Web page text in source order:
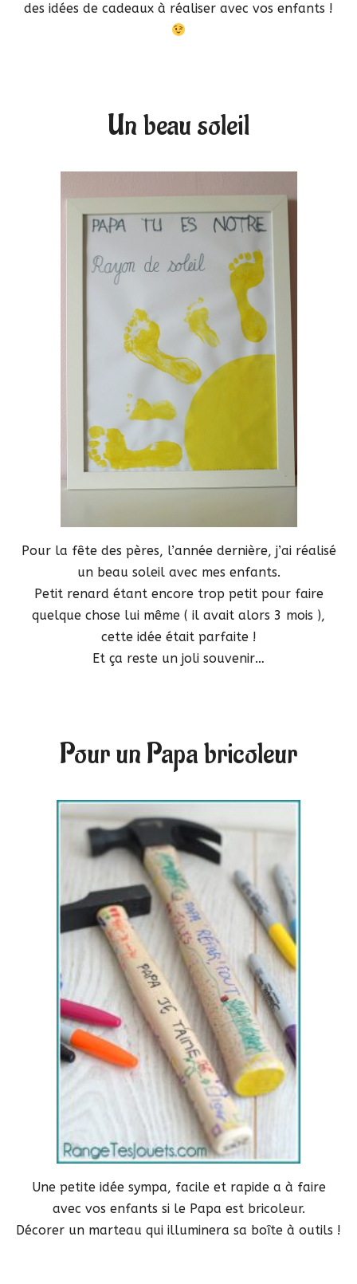
des idées de cadeaux à réaliser avec vos enfants !
Un beau soleil
Pour la fête des pères, l’année dernière, j’ai réalisé
un beau soleil avec mes enfants.
Petit renard étant encore trop petit pour faire
quelque chose lui même ( il avait alors 3 mois ),
cette idée était parfaite !
Et ça reste un joli souvenir…
Pour un Papa bricoleur
Une petite idée sympa, facile et rapide a à faire
avec vos enfants si le Papa est bricoleur.
Décorer un marteau qui illuminera sa boîte à outils !